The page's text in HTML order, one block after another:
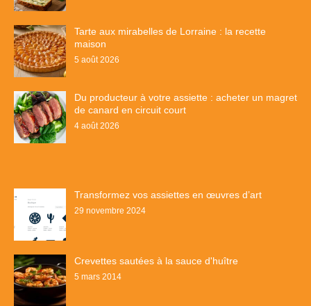
Tarte aux mirabelles de Lorraine : la recette
maison
5 août 2026
Du producteur à votre assiette : acheter un magret
de canard en circuit court
4 août 2026
Transformez vos assiettes en œuvres d’art
29 novembre 2024
Crevettes sautées à la sauce d'huître
5 mars 2014